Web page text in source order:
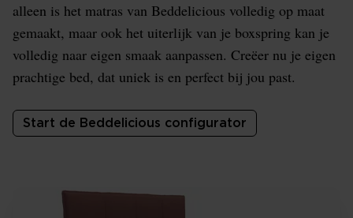
alleen is het matras van Beddelicious volledig op maat
gemaakt, maar ook het uiterlijk van je boxspring kan je
volledig naar eigen smaak aanpassen. Creëer nu je eigen
prachtige bed, dat uniek is en perfect bij jou past.
Start de Beddelicious configurator